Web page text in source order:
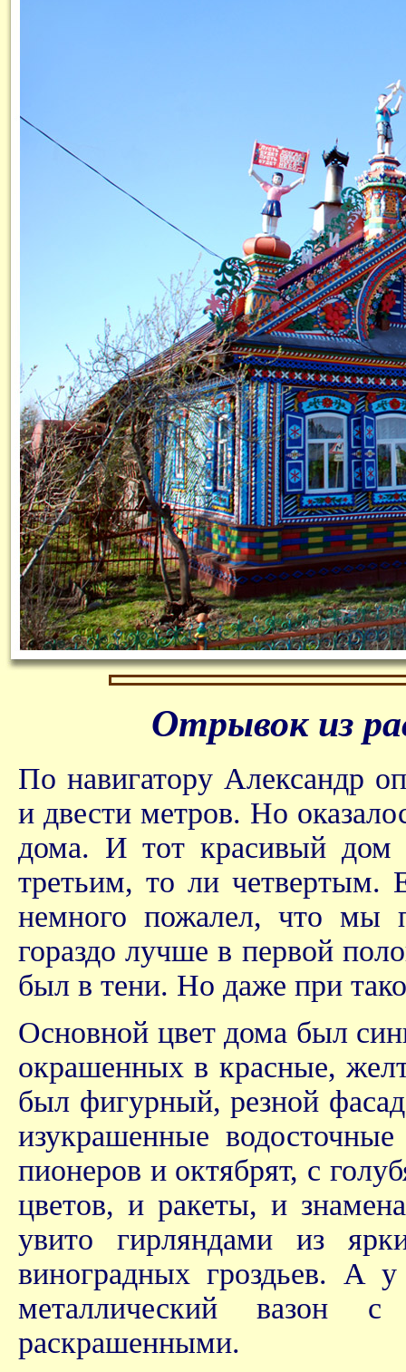
Отрывок из
По навигатору Александр
и двести метров. Но
дома. И тот красивый дом
третьим, то ли четвертым.
немного пожалел, что мы
гораздо лучше в первой
был в тени. Но даже при
Основной цвет дома был
окрашенных в красные,
был фигурный, резной
изукрашенные
пионеров и октябрят, с
цветов, и ракеты, и
увито гирляндами из
виноградных гроздьев. А
металлический вазон
раскрашенными.